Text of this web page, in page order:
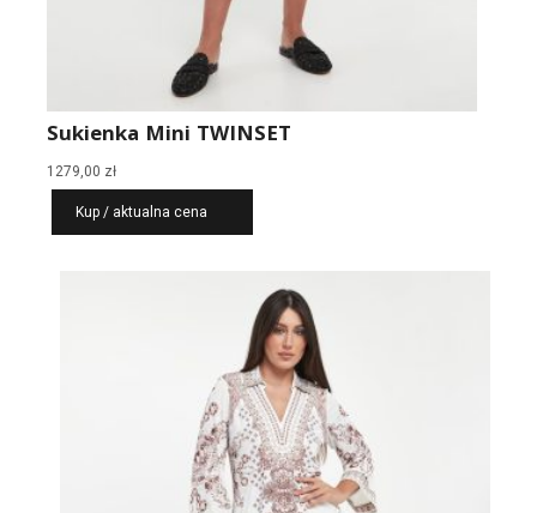
Sukienka Mini TWINSET
1279,00 zł
Kup / aktualna cena